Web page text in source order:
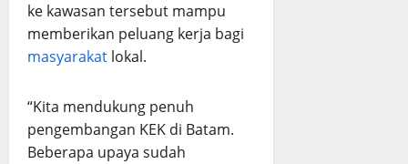
ke kawasan tersebut mampu
memberikan peluang kerja bagi
masyarakat lokal.
“Kita mendukung penuh
pengembangan KEK di Batam.
Beberapa upaya sudah